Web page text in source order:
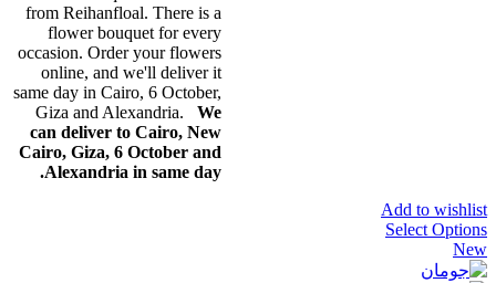
from Reihanfloal. There is a
flower bouquet for every
occasion. Order your flowers
online, and we'll deliver it
same day in Cairo, 6 October,
Giza and Alexandria. We
can deliver to Cairo, New
Cairo, Giza, 6 October and
Alexandria in same day.
Add to wishlist
Select Options
New